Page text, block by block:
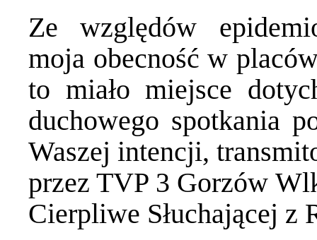
Ze względów
moja obecność w
to miało miejsce
duchowego spotkania
Waszej intencji,
przez TVP 3 Gorzów
Cierpliwe Słuchającej z